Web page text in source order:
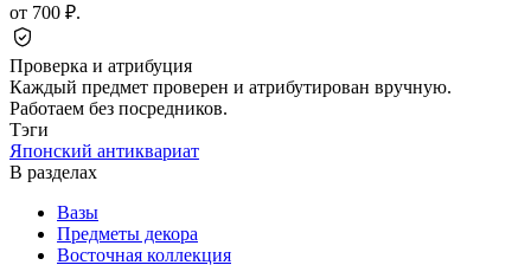
от 700 ₽.
Проверка и атрибуция
Каждый предмет проверен и атрибутирован вручную.
Работаем без посредников.
Тэги
Японский антиквариат
В разделах
Вазы
Предметы декора
Восточная коллекция